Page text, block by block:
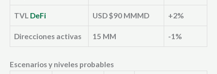
TVL DeFi USD $90 MMMD +2%
Direcciones activas 15 MM -1%
Escenarios y niveles probables